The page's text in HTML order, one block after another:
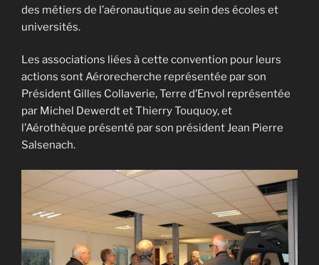
des métiers de l’aéronautique au sein des écoles et
universités.
Les associations liées à cette convention pour leurs
actions sont Aérorecherche représentée par son
Président Gilles Collaverie, Terre d’Envol représentée
par Michel Dewerdt et Thierry Touquoy, et
l’Aérothèque présenté par son président Jean Pierre
Salsenach.